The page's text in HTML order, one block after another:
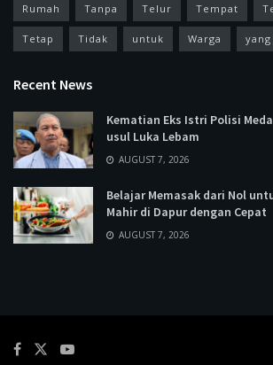
Rumah Tanpa Telur Tempat
Tetap Tidak untuk Warga yang
Recent News
Kematian Eks Istri Polisi
usul Luka Lebam
AUGUST 7, 2026
Belajar Memasak dari Nol
Mahir di Dapur dengan Cepat
AUGUST 7, 2026